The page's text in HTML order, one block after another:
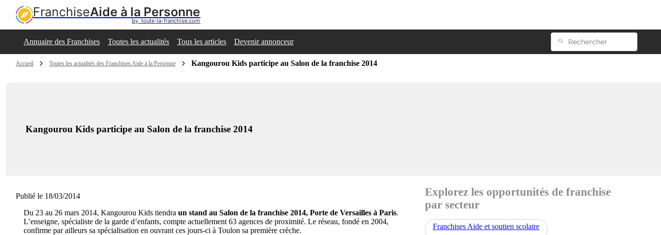
FranchiseAide à la Personne
by  toute-la-franchise.com
Annuaire des Franchises Toutes les actualités Tous les articles Devenir annonceur
Accueil Toutes les actualités des Franchises Aide à la Personne Kangourou Kids participe au Salon de la franchise 2014
Kangourou Kids participe au Salon de la franchise 2014
Publié le 18/03/2014
Du 23 au 26 mars 2014, Kangourou Kids tiendra un stand au Salon de la franchise 2014, Porte de Versailles à Paris.
L’enseigne, spécialiste de la garde d’enfants, compte actuellement 63 agences de proximité. Le réseau, fondé en 2004,
confirme par ailleurs sa spécialisation en ouvrant ces jours-ci à Toulon sa première crèche.
Explorez les opportunités de franchise
par secteur
Franchises Aide et soutien scolaire